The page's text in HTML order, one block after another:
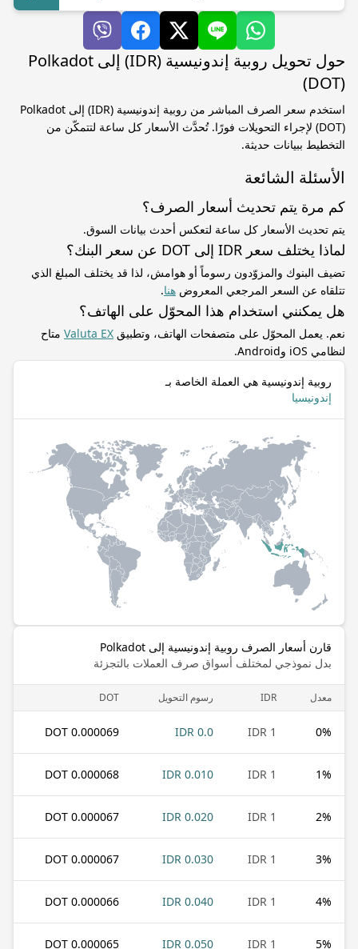
حول تحويل روبية إندونيسية (IDR) إلى Polkadot
(DOT)
استخدم سعر الصرف المباشر من روبية إندونيسية (IDR) إلى Polkadot
(DOT) لإجراء التحويلات فورًا. تُحدَّث الأسعار كل ساعة لتتمكّن من
التخطيط ببيانات حديثة.
الأسئلة الشائعة
كم مرة يتم تحديث أسعار الصرف؟
يتم تحديث الأسعار كل ساعة لتعكس أحدث بيانات السوق.
لماذا يختلف سعر IDR إلى DOT عن سعر البنك؟
تضيف البنوك والمزوّدون رسوماً أو هوامش، لذا قد يختلف المبلغ الذي
تتلقاه عن السعر المرجعي المعروض هنا.
هل يمكنني استخدام هذا المحوّل على الهاتف؟
نعم. يعمل المحوّل على متصفحات الهاتف، وتطبيق Valuta EX متاح
لنظامي iOS وAndroid.
روبية إندونيسية هي العملة الخاصة بـ
إندونيسيا
قارن أسعار الصرف روبية إندونيسية إلى Polkadot
بدل نموذجي لمختلف أسواق صرف العملات بالتجزئة
معدل IDR رسوم التحويل DOT
0%
1 IDR
0.0 IDR
0.000069 DOT
1%
1 IDR
0.010 IDR
0.000068 DOT
2%
1 IDR
0.020 IDR
0.000067 DOT
3%
1 IDR
0.030 IDR
0.000067 DOT
4%
1 IDR
0.040 IDR
0.000066 DOT
5%
1 IDR
0.050 IDR
0.000065 DOT